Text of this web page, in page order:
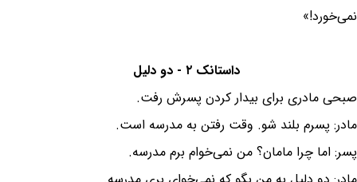
نمی‌خورد!»
داستانک ۲ - دو دلیل
صبحی مادری برای بیدار کردن پسرش رفت.
مادر: پسرم بلند شو. وقت رفتن به مدرسه است.
پسر: اما چرا مامان؟ من نمی‌خوام برم مدرسه.